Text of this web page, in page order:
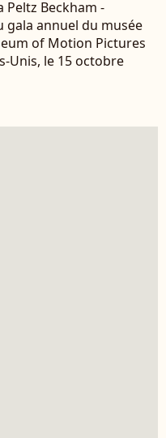
Peltz Beckham -
gala annuel du musée
of Motion Pictures
Unis, le 15 octobre